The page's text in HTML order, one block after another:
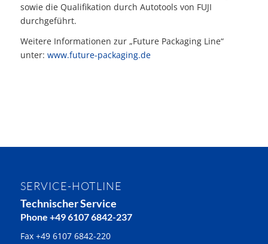
sowie die Qualifikation durch Autotools von FUJI
durchgeführt.
Weitere Informationen zur „Future Packaging Line“
unter: www.future-packaging.de
SERVICE-HOTLINE
Technischer Service
Phone +49 6107 6842-237
Fax +49 6107 6842-220